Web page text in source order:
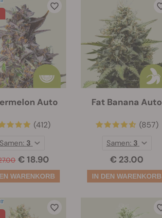
Auto
(412)
€ 18.90
Samen: 3
Fat Banana Auto
(857)
€ 23.00
Samen: 3